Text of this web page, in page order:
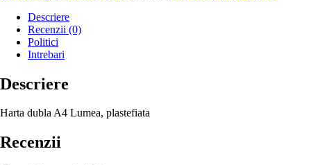
Descriere
Recenzii (0)
Politici
Intrebari
Descriere
Harta dubla A4 Lumea, plastefiata
Recenzii